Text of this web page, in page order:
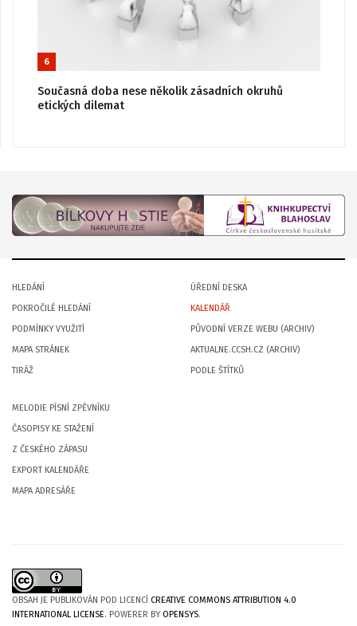
6
Současná doba nese několik zásadních okruhů
etických dilemat
HLEDÁNÍ
POKROČILÉ HLEDÁNÍ
PODMÍNKY VYUŽITÍ
MAPA STRÁNEK
TIRÁŽ
ÚŘEDNÍ DESKA
KALENDÁŘ
PŮVODNÍ VERZE WEBU (ARCHIV)
AKTUALNE.CCSH.CZ (ARCHIV)
PODLE ŠTÍTKŮ
MELODIE PÍSNÍ ZPĚVNÍKU
ČASOPISY KE STAŽENÍ
Z ČESKÉHO ZÁPASU
EXPORT KALENDÁŘE
MAPA ADRESÁŘE
OBSAH JE PUBLIKOVÁN POD LICENCÍ CREATIVE COMMONS ATTRIBUTION 4.0
INTERNATIONAL LICENSE. POWERER BYOPENSYS.